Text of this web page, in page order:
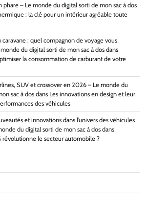
phare – Le monde du digital sorti de mon sac à dos
: la clé pour un intérieur agréable toute
caravane : quel compagnon de voyage vous
du digital sorti de mon sac à dos dans
la consommation de carburant de votre
SUV et crossover en 2026 – Le monde du
sac à dos dans Les innovations en design et leur
des véhicules
et innovations dans l’univers des véhicules
du digital sorti de mon sac à dos dans
révolutionne le secteur automobile ?